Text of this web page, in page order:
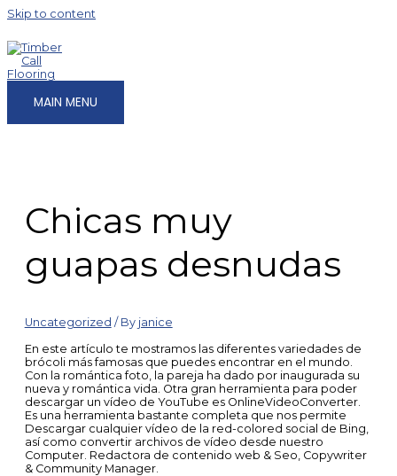
Skip to content
MAIN MENU
Chicas muy
guapas desnudas
Uncategorized / By janice
En este artículo te mostramos las diferentes variedades de
brócoli más famosas que puedes encontrar en el mundo.
Con la romántica foto, la pareja ha dado por inaugurada su
nueva y romántica vida. Otra gran herramienta para poder
descargar un vídeo de YouTube es OnlineVideoConverter.
Es una herramienta bastante completa que nos permite
Descargar cualquier vídeo de la red-colored social de Bing,
así como convertir archivos de vídeo desde nuestro
Computer. Redactora de contenido web & Seo, Copywriter
& Community Manager.